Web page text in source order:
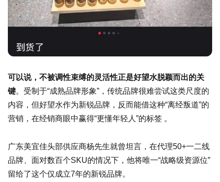
可以说，不被调性束缚的灵活性正是好望水脱颖而出的关
键。受制于“成熟品牌形象”，传统品牌很难尝试这类尺度的
内容，但好望水作为新锐品牌，反而能借这种“离经叛道”的
营销，在经销商眼中赢得“更懂年轻人”的标签 。
广东美宜佳头部供应商杨先生就曾坦言，在代理50+一二线
品牌、面对数百个SKU的情况下，他将唯一“战略级资源位”
留给了这个仅成立7年的新锐品牌。